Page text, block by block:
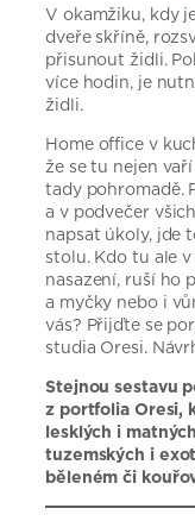
V okamžiku, kdy
dveře skříně,
přisunout židli.
více hodin, je
židli.
Home office v
že se tu nejen
tady pohromadě.
a v podvečer
napsat úkoly, jde
stolu. Kdo tu ale
nasazení, ruší ho
a myčky nebo i
vás? Přijďte se
studia Oresi.
Stejnou sestavu
z portfolia Oresi,
lesklých i
tuzemských i
běleném či